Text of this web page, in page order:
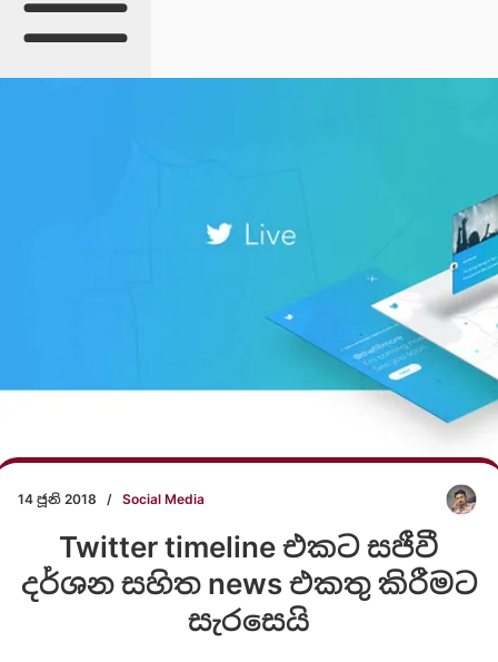
14 ජූනි 2018 / Social Media
Twitter timeline එකට සජීවී
දර්ශන සහිත news එකතු කිරීමට
සැරසෙයි